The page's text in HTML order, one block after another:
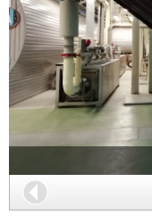
Zurück